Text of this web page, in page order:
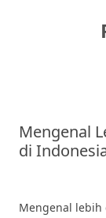
Mengenal
di
Mengenal lebih